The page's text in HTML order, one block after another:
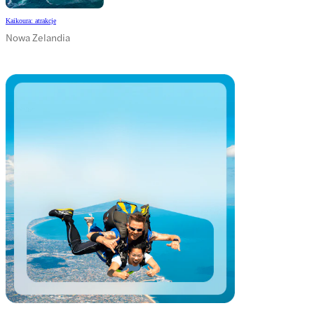
Kaikoura: atrakcje
Nowa Zelandia